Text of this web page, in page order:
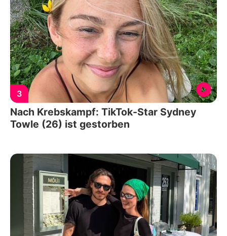
3
Nach Krebskampf: TikTok-Star Sydney
Towle (26) ist gestorben